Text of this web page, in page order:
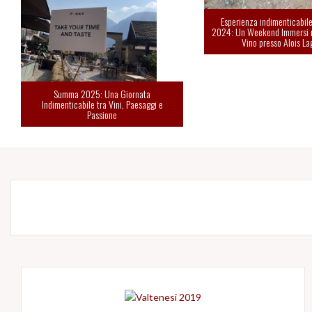
Summa 2025: Una Giornata
Indimenticabile tra Vini, Paesaggi e
Passione
Esperienza
2024: Un Weekend Immersi
Vino presso Alois